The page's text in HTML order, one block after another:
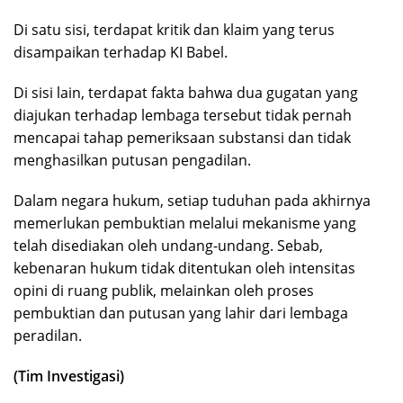
Di satu sisi, terdapat kritik dan klaim yang terus
disampaikan terhadap KI Babel.
Di sisi lain, terdapat fakta bahwa dua gugatan yang
diajukan terhadap lembaga tersebut tidak pernah
mencapai tahap pemeriksaan substansi dan tidak
menghasilkan putusan pengadilan.
Dalam negara hukum, setiap tuduhan pada akhirnya
memerlukan pembuktian melalui mekanisme yang
telah disediakan oleh undang-undang. Sebab,
kebenaran hukum tidak ditentukan oleh intensitas
opini di ruang publik, melainkan oleh proses
pembuktian dan putusan yang lahir dari lembaga
peradilan.
(Tim Investigasi)